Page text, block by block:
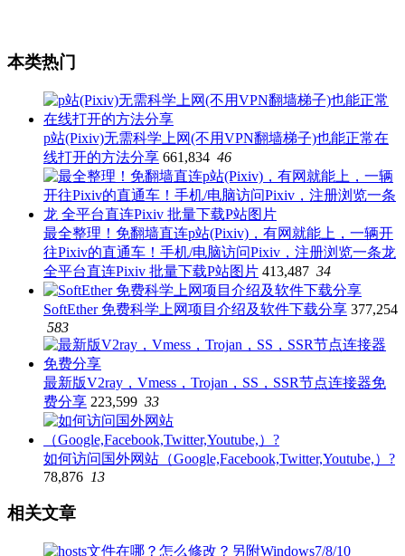
本类热门
p站(Pixiv)无需科学上网(不用VPN翻墙梯子)也能正常在
线打开的方法分享 661,834 46
最全整理！免翻墙直连p站(Pixiv)，有网就能上，一辆开
往Pixiv的直通车！手机/电脑访问Pixiv，注册浏览一条龙
全平台直连Pixiv 批量下载P站图片 413,487 34
SoftEther 免费科学上网项目介绍及软件下载分享 377,254
583
最新版V2ray，Vmess，Trojan，SS，SSR节点连接器免
费分享 223,599 33
如何访问国外网站（Google,Facebook,Twitter,Youtube,）?
78,876 13
相关文章